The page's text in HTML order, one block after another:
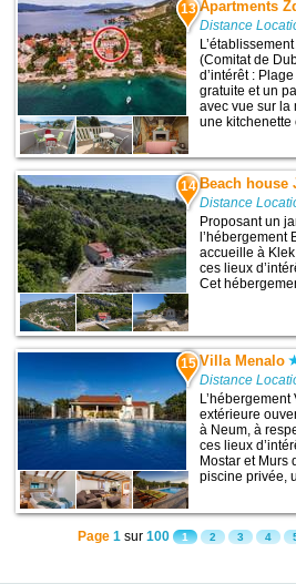
13 Apartments
Distance
(Comitat de
d’intérêt :
gratuite et un
avec vue sur la
une kitchenette
14 Beach house
Distance
Proposant un
l’hébergement
accueille à
ces lieux
Cet
15 Villa Menalo
Distance
extérieure
à Neum, à
ces lieux
Mostar et Murs
piscine privée,
Page 1 sur 100 1 2 3 4